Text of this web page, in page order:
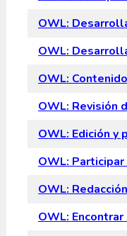
OWL:
OWL:
OWL:
OWL: Revisión
OWL: Edición y
OWL:
OWL:
OWL: